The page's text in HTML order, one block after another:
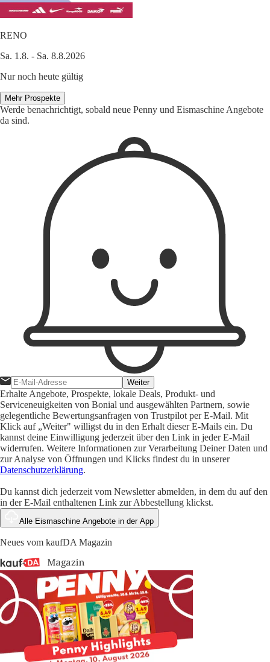
RENO
Sa. 1.8. - Sa. 8.8.2026
Nur noch heute gültig
Mehr Prospekte
Werde benachrichtigt, sobald neue Penny und Eismaschine Angebote
da sind.
Weiter
Erhalte Angebote, Prospekte, lokale Deals, Produkt- und
Serviceneuigkeiten von Bonial und ausgewählten Partnern, sowie
gelegentliche Bewertungsanfragen von Trustpilot per E-Mail. Mit
Klick auf „Weiter" willigst du in den Erhalt dieser E-Mails ein. Du
kannst deine Einwilligung jederzeit über den Link in jeder E-Mail
widerrufen. Weitere Informationen zur Verarbeitung Deiner Daten und
zur Analyse von Öffnungen und Klicks findest du in unserer
Datenschutzerklärung.
Du kannst dich jederzeit vom Newsletter abmelden, in dem du auf den
in der E-Mail enthaltenen Link zur Abbestellung klickst.
Alle Eismaschine Angebote in der App
Neues vom kaufDA Magazin